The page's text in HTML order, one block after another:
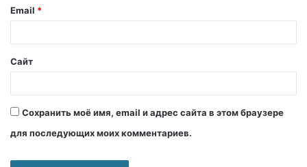
Email *
Сайт
Сохранить моё имя, email и адрес сайта в этом браузере
для последующих моих комментариев.